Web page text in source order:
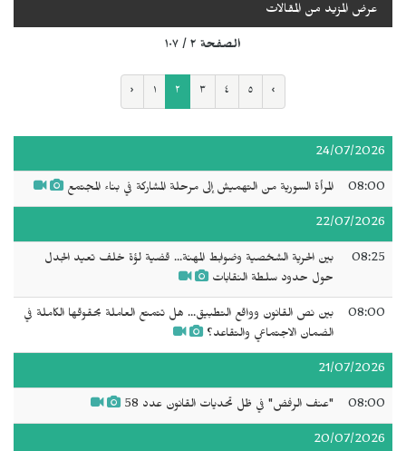
عرض المزيد من المقالات
الصفحة ٢ / ١٠٧
‹ ١ ٢ ٣ ٤ ٥ ›
24/07/2026
08:00 المرأة السورية من التهميش إلى مرحلة المشاركة في بناء المجتمع
22/07/2026
08:25
بين الحرية الشخصية وضوابط المهنة... قضية لؤة خلف تعيد الجدل
حول حدود سلطة النقابات
08:00
بين نص القانون وواقع التطبيق... هل تتمتع العاملة بحقوقها الكاملة في
الضمان الاجتماعي والتقاعد؟
21/07/2026
08:00 "عنف الرفض" في ظل تحديات القانون عدد 58
20/07/2026